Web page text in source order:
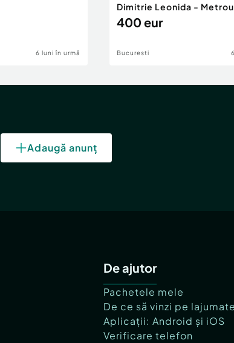
6 luni în urmă
Dimitrie Leonida -
400 eur
Bucuresti
Adaugă anunț
De ajutor
Pachetele mele
De ce să vinzi pe
Aplicații: Android și iOS
Verificare telefon